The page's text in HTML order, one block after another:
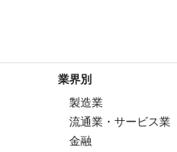
業界別
製造業
流通業・サービス業
金融